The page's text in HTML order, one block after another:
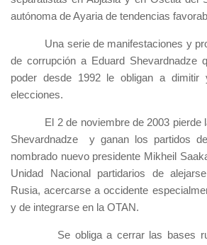
autónoma de Ayaria de tendencias
Una serie de manifestaciones y
de corrupción a Eduard Shevardnadze
poder desde 1992 le obligan a dimitir
elecciones.
El 2 de noviembre de 2003 pierde
Shevardnadze y ganan los partidos
nombrado nuevo presidente Mikheil
Unidad Nacional partidarios de
Rusia, acercarse a occidente
y de integrarse en la OTAN.
Se obliga a cerrar las bases